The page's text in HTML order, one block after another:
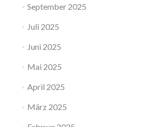
September 2025
Juli 2025
Juni 2025
Mai 2025
April 2025
März 2025